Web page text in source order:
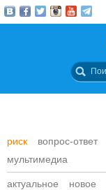
риск вопрос-ответ
мультимедиа
актуальное новое